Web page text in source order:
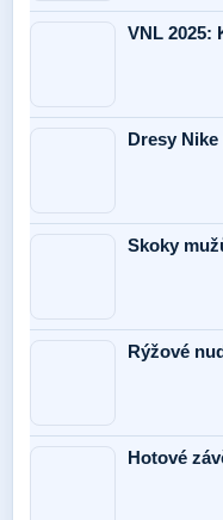
VNL 2025:
Dresy
Skoky
Rýžové
Hotové